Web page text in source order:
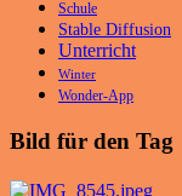
Schule
Stable Diffusion
Unterricht
Winter
Wonder-App
Bild für den Tag